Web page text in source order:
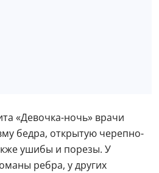
«Девочка-ночь» врачи
бедра, открытую черепно-
ушибы и порезы. У
ребра, у других